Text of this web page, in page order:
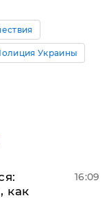
Украины
как
16:09